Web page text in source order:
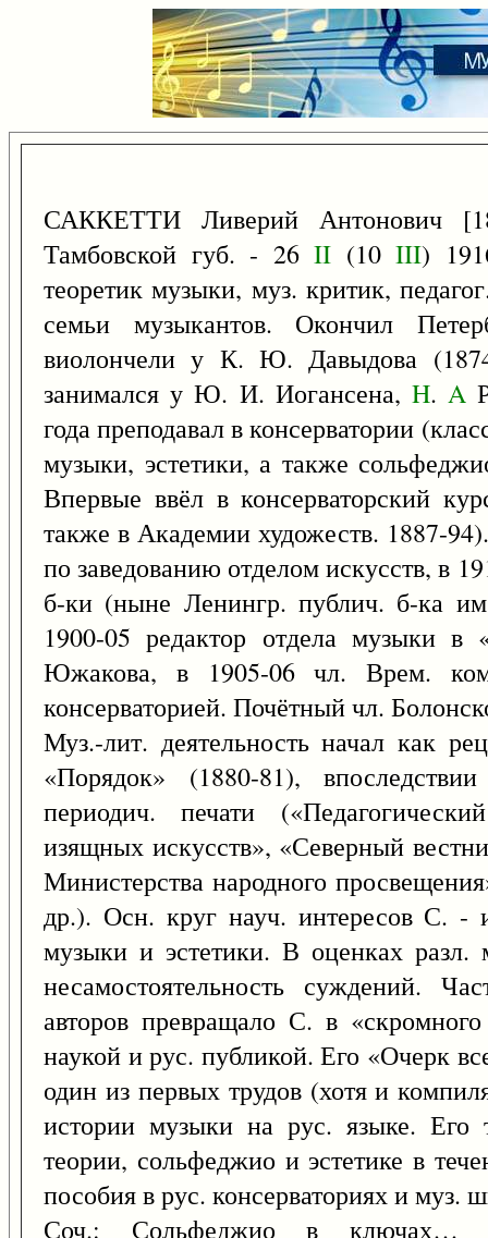
САККЕТТИ Ливерий Антонович
Тамбовской губ. - 26 II (10 III)
теоретик музыки, муз. критик,
семьи музыкантов. Окончил
виолончели у К. Ю. Давыдова
занимался у Ю. И. Иогансена, H.A
года преподавал в консерватории
музыки, эстетики, а также
Впервые ввёл в консерваторский
также в Академии художеств. 1887-
по заведованию отделом искусств, в
б-ки (ныне Ленингр. публич. б-ка
1900-05 редактор отдела музыки
Южакова, в 1905-06 чл. Врем.
консерваторией. Почётный чл.
Муз.-лит. деятельность начал как
«Порядок» (1880-81),
периодич. печати
изящных искусств», «Северный
Министерства народного
др.). Осн. круг науч. интересов С. -
музыки и эстетики. В оценках разл.
несамостоятельность суждений.
авторов превращало С. в
наукой и рус. публикой. Его «Очерк
один из первых трудов (хотя и
истории музыки на рус. языке.
теории, сольфеджио и эстетике в
пособия в рус. консерваториях и муз.
Соч.: Сольфеджио в ключах…